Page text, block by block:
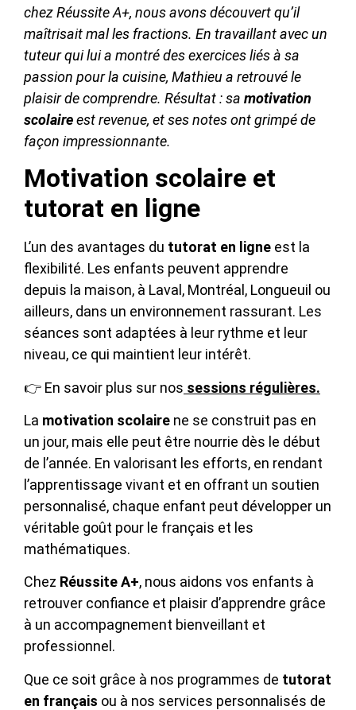
chez Réussite A+, nous avons découvert qu’il
maîtrisait mal les fractions. En travaillant avec un
tuteur qui lui a montré des exercices liés à sa
passion pour la cuisine, Mathieu a retrouvé le
plaisir de comprendre. Résultat : sa motivation
scolaireest revenue, et ses notes ont grimpé de
façon impressionnante.
Motivation scolaire et
tutorat en ligne
L’un des avantages du tutorat en ligne est la
flexibilité. Les enfants peuvent apprendre
depuis la maison, à Laval, Montréal, Longueuil ou
ailleurs, dans un environnement rassurant. Les
séances sont adaptées à leur rythme et leur
niveau, ce qui maintient leur intérêt.
👉 En savoir plus sur nos sessions régulières.
La motivation scolaire ne se construit pas en
un jour, mais elle peut être nourrie dès le début
de l’année. En valorisant les efforts, en rendant
l’apprentissage vivant et en offrant un soutien
personnalisé, chaque enfant peut développer un
véritable goût pour le français et les
mathématiques.
Chez Réussite A+, nous aidons vos enfants à
retrouver confiance et plaisir d’apprendre grâce
à un accompagnement bienveillant et
professionnel.
Que ce soit grâce à nos programmes de tutorat
en français ou à nos services personnalisés de